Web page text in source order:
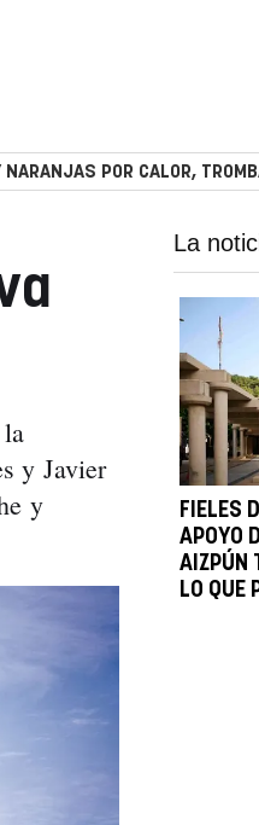
POR CALOR,
y Javier
y
La
FIELES
APOYO
AIZPÚN
LO QUE